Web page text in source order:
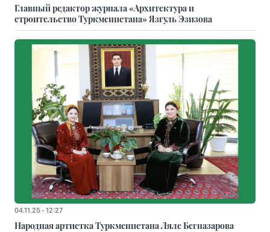
Главный редактор журнала «Архитектура и
строительство Туркменистана» Язгуль Эзизова
04.11.25 - 12:27
Народная артистка Туркменистана Ляле Бегназарова